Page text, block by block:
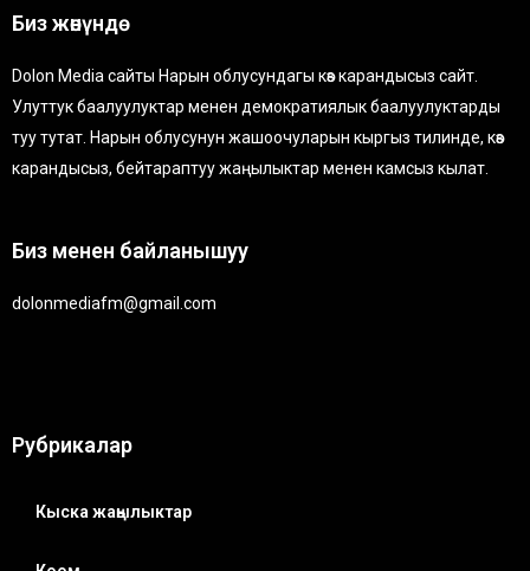
Биз жөнүндө
Dolon Media сайты Нарын облусундагы көз карандысыз сайт.
Улуттук баалуулуктар менен демократиялык баалуулуктарды
туу тутат. Нарын облусунун жашоочуларын кыргыз тилинде, көз
карандысыз, бейтараптуу жаңылыктар менен камсыз кылат.
Биз менен байланышуу
dolonmediafm@gmail.com
Рубрикалар
Кыска жаңылыктар